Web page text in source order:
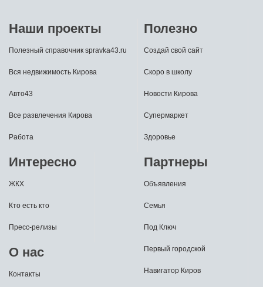
Наши проекты
Полезный справочник spravka43.ru
Вся недвижимость Кирова
Авто43
Все развлечения Кирова
Работа
Полезно
Создай свой сайт
Скоро в школу
Новости Кирова
Супермаркет
Здоровье
Интересно
ЖКХ
Кто есть кто
Пресс-релизы
О нас
Контакты
Партнеры
Объявления
Семья
Под Ключ
Первый городской
Навигатор Киров